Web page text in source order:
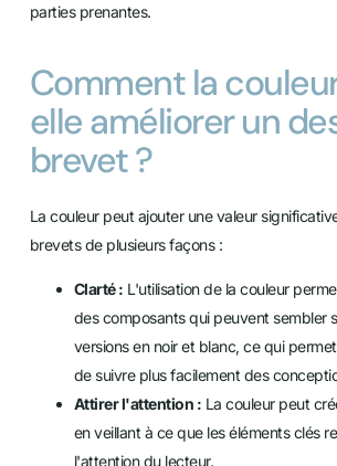
parties prenantes.
Comment la
elle améliorer un
brevet ?
La couleur peut ajouter une valeur
brevets de plusieurs façons :
Clarté : L'utilisation de la couleur
des composants qui peuvent sembler
versions en noir et blanc, ce qui
de suivre plus facilement des
Attirer l'attention : La couleur peut
en veillant à ce que les éléments clés
l'attention du lecteur.